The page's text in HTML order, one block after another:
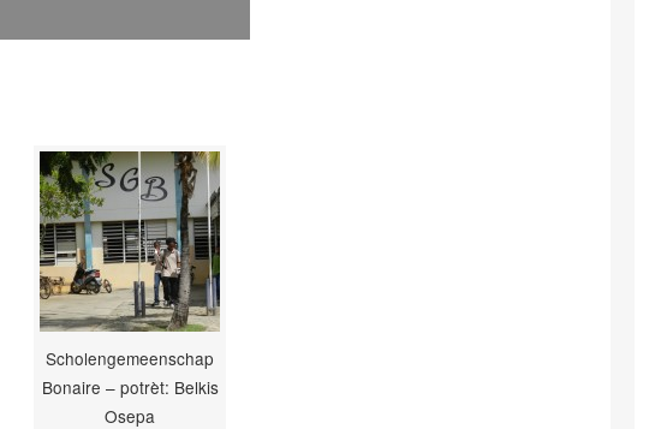
Scholengemeenschap
Bonaire – potrèt: Belkis
Osepa